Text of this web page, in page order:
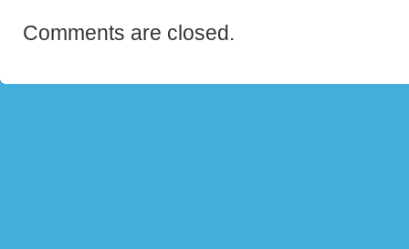
Comments are closed.